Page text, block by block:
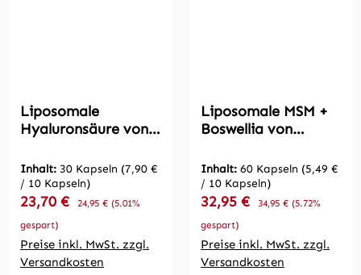
Liposomale
Hyaluronsäure von
Inhalt: 30 Kapseln (7,90 €
/ 10 Kapseln)
Verkaufspreis:
23,70 € Regulärer Preis:
24,95 € (5.01%
gespart)
Preise inkl. MwSt. zzgl.
Versandkosten
Liposomale MSM +
Boswellia von
Inhalt: 60 Kapseln (5,49 €
/ 10 Kapseln)
Verkaufspreis:
32,95 € Regulärer Preis:
34,95 € (5.72%
gespart)
Preise inkl. MwSt. zzgl.
Versandkosten